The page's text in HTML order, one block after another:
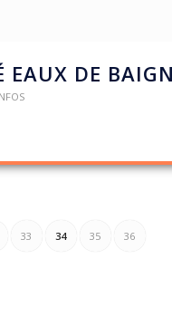
EAUX DE
33 34 35 36